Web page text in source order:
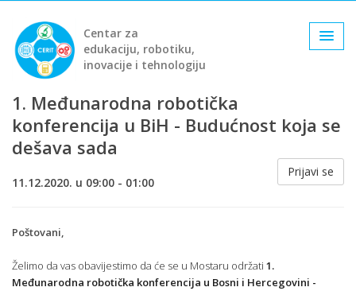
Centar za
edukaciju, robotiku,
inovacije i tehnologiju
1. Međunarodna robotička
konferencija u BiH - Budućnost koja se
dešava sada
Prijavi se
11.12.2020. u 09:00 - 01:00
Poštovani,
Želimo da vas obavijestimo da će se u Mostaru održati 1.
Međunarodna robotička konferencija u Bosni i Hercegovini -